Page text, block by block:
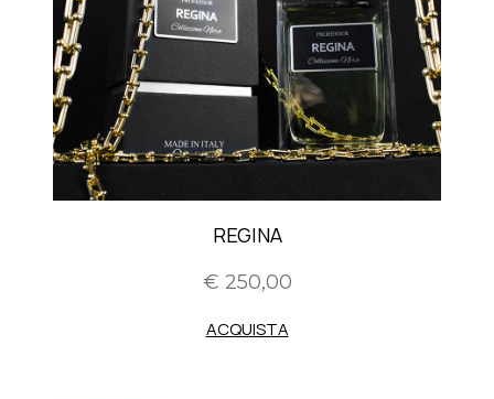
REGINA
€ 250,00
ACQUISTA